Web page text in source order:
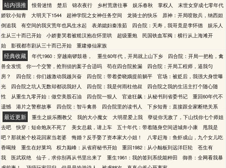
站内强推 恨骨迷情 楚后 锦衣夜行 乡村荒唐往事 娱乐春秋 掌权人
末世女穿成七零年代
娇软小知青
大明天下1544 超神学院之女神任务空间 龙骑士的快乐
原神：开局喷散兵，纳西妲
倒追我
有空间的我灾荒年也风生水起 表弟媳妇秦淮茹 四合院：夭寿，我哥竟是李怀德
娱乐人
生从三十而已开始
小娇妻哭着被糙汉抱在怀里哄 超级重炮
民国铁血军阀：横行从上海滩开
始
影视都市剧从三十而已开始 重建修仙家族
经典收藏 年代1960：穿越南锣鼓巷， 重生60年代，开局就上山下乡
四合院：开局一把枪，禽
兽全发慌
你一个交警，抢刑侦的案子合适吗 苟在四合院捡漏
四合院：开局工程师，逼我匀
房？
四合院：你们越激动我越兴奋 四合院：带着娄晓娥提前躺平
官场：被贬后，我强大身世曝
光
四合院之坑人无数却都说我好人 四合院：我是何雨柱他叔
四合院之我的生活主打个随心随
性
从重生九零开始：做空美股石油 四合院一狠人 官途狂飙：从秘书到省委书记
重回60年代不
遗憾
港片之警察故事 四合院：智斗禽兽 四合院里的读书人 下乡知青：直接跟全家断绝关系
最近更新 重生之娱乐圈教父 我的大小魔女 大明星爱上我
孽徒你无敌了，下山找你七个师姐
去吧
快穿：短命炮灰不死了 美女总裁，请上车 五十年代：带着随身空间进城奔小康
甩我是
吧？那就捡个校花回家当老婆
悔婚？反手娶了资本家大小姐！
八零赶海：鱼虾成山，九个女儿吃
香喝辣
重生在好莱坞 权力巅峰：从省府秘书开始 重回1982：从小舢板到远洋巨轮
苍生有
我
医武双绝 仙子，求你别再从书里出来了 重生1961：我的签到系统能种田
御兽：全网看我暴